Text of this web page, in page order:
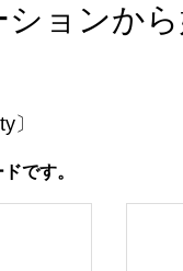
ョンか
〕
です。